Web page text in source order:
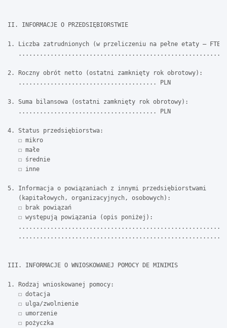
II. INFORMACJE O PRZEDSIĘBIORSTWIE
1. Liczba zatrudnionych (w przeliczeniu na pełne etaty – FTE):
2. Roczny obrót netto (ostatni zamknięty rok obrotowy):
   ....................................... PLN
3. Suma bilansowa (ostatni zamknięty rok obrotowy):
   ....................................... PLN
4. Status przedsiębiorstwa:
   ☐ mikro
   ☐ małe
   ☐ średnie
   ☐ inne
5. Informacja o powiązaniach z innymi przedsiębiorstwami
   (kapitałowych, organizacyjnych, osobowych):
   ☐ brak powiązań
   ☐ występują powiązania (opis poniżej):
III. INFORMACJE O WNIOSKOWANEJ POMOCY DE MINIMIS
1. Rodzaj wnioskowanej pomocy:
   ☐ dotacja
   ☐ ulga/zwolnienie
   ☐ umorzenie
   ☐ pożyczka